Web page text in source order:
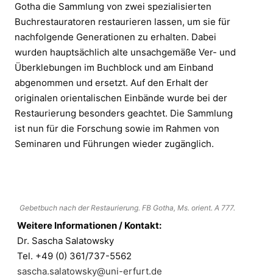
Gotha die Sammlung von zwei spezialisierten
Buchrestauratoren restaurieren lassen, um sie für
nachfolgende Generationen zu erhalten. Dabei
wurden hauptsächlich alte unsachgemäße Ver- und
Überklebungen im Buchblock und am Einband
abgenommen und ersetzt. Auf den Erhalt der
originalen orientalischen Einbände wurde bei der
Restaurierung besonders geachtet. Die Sammlung
ist nun für die Forschung sowie im Rahmen von
Seminaren und Führungen wieder zugänglich.
Gebetbuch nach der Restaurierung. FB Gotha, Ms. orient. A 777.
Weitere Informationen / Kontakt:
Dr. Sascha Salatowsky
Tel. +49 (0) 361/737-5562
sascha.salatowsky@uni-erfurt.de